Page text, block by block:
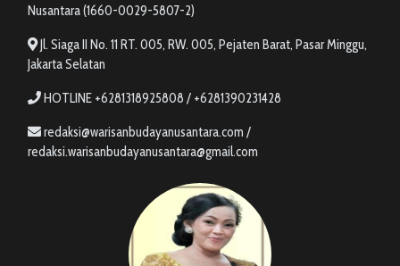
Nusantara (1660-0029-5807-2)
Jl. Siaga II No. 11 RT. 005, RW. 005, Pejaten Barat, Pasar Minggu,
Jakarta Selatan
HOTLINE +6281318925808 / +6281390231428
redaksi@warisanbudayanusantara.com /
redaksi.warisanbudayanusantara@gmail.com